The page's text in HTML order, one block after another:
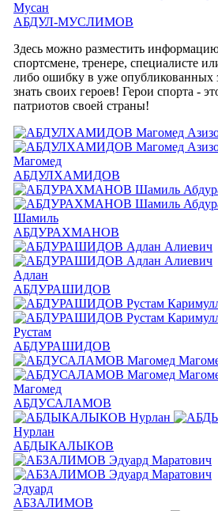
Мусан
АБДУЛ-МУСЛИМОВ
Здесь можно разместить
спортсмене, тренере, специалисте
либо ошибку в уже опубликованных
знать своих героев! Герои спорта -
патриотов своей страны!
Магомед
АБДУЛХАМИДОВ
Шамиль
АБДУРАХМАНОВ
Адлан
АБДУРАШИДОВ
Рустам
АБДУРАШИДОВ
Магомед
АБДУСАЛАМОВ
Нурлан
АБДЫКАЛЫКОВ
Эдуард
АБЗАЛИМОВ